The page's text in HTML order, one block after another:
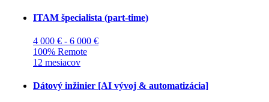
ITAM špecialista (part-time)
4 000 € - 6 000 €
100% Remote
12 mesiacov
Dátový inžinier [AI vývoj & automatizácia]